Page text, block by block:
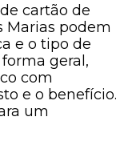
cartão de
Marias podem
e o tipo de
geral,
com
e o benefício.
um